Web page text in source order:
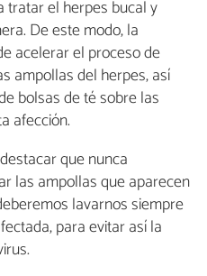
tratar el herpes bucal y
De este modo, la
acelerar el proceso de
ampollas del herpes, así
bolsas de té sobre las
afección.
que nunca
las ampollas que aparecen
lavarnos siempre
para evitar así la